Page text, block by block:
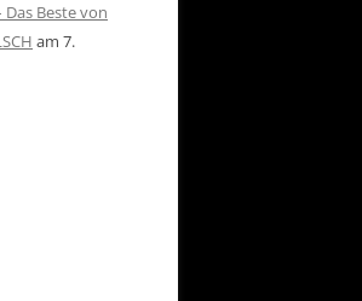
Das Beste von
am 7.